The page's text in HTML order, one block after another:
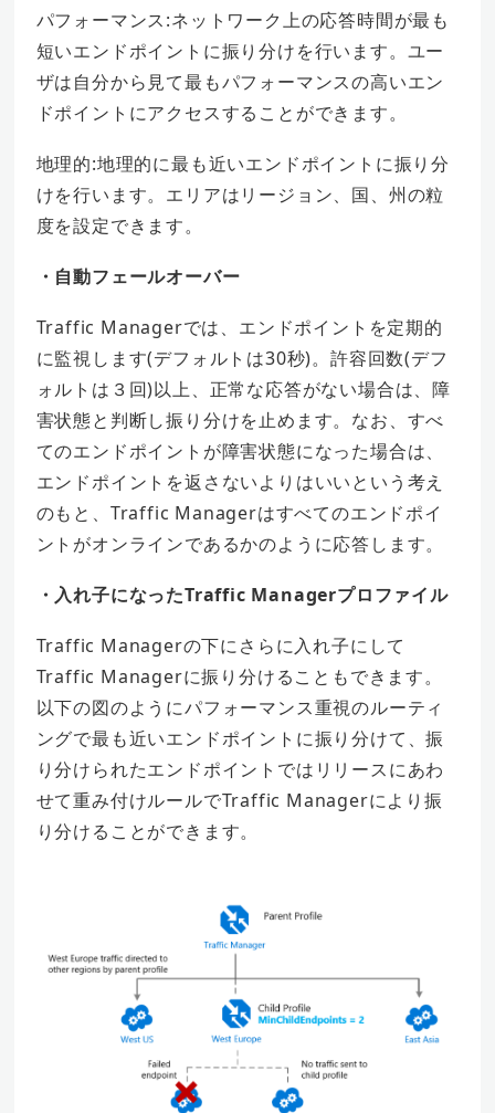
パフォーマンス:ネットワーク上の応答時間が最も
短いエンドポイントに振り分けを行います。ユー
ザは自分から見て最もパフォーマンスの高いエン
ドポイントにアクセスすることができます。
地理的:地理的に最も近いエンドポイントに振り分
けを行います。エリアはリージョン、国、州の粒
度を設定できます。
・自動フェールオーバー
Traffic Managerでは、エンドポイントを定期的
に監視します(デフォルトは30秒)。許容回数(デフ
ォルトは３回)以上、正常な応答がない場合は、障
害状態と判断し振り分けを止めます。なお、すべ
てのエンドポイントが障害状態になった場合は、
エンドポイントを返さないよりはいいという考え
のもと、Traffic Managerはすべてのエンドポイ
ントがオンラインであるかのように応答します。
・入れ子になったTraffic Managerプロファイル
Traffic Managerの下にさらに入れ子にして
Traffic Managerに振り分けることもできます。
以下の図のようにパフォーマンス重視のルーティ
ングで最も近いエンドポイントに振り分けて、振
り分けられたエンドポイントではリリースにあわ
せて重み付けルールでTraffic Managerにより振
り分けることができます。